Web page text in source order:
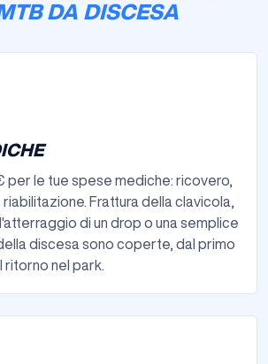
DA DISCESA
per le tue spese mediche: ricovero,
Frattura della clavicola,
di un drop o una semplice
discesa sono coperte, dal primo
nel park.